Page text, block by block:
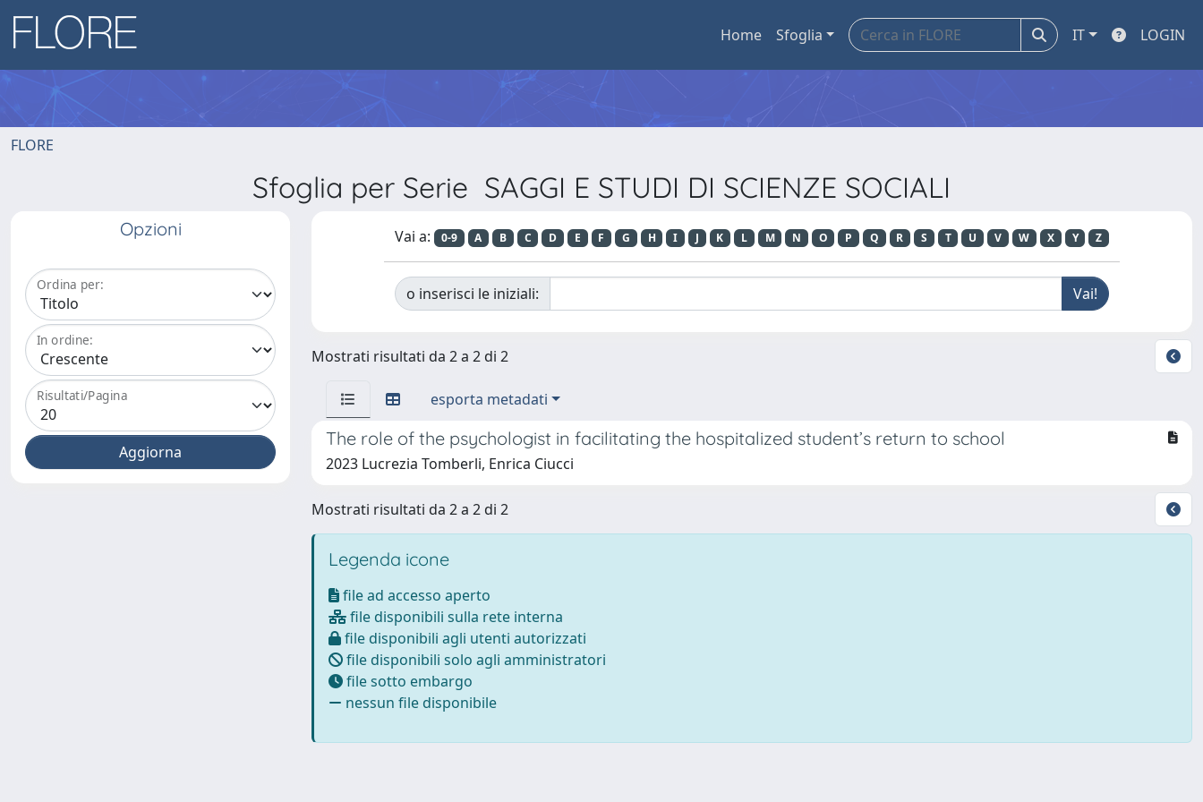
Home Sfoglia IT LOGIN
FLORE
Sfoglia per Serie SAGGI E STUDI DI SCIENZE SOCIALI
Opzioni
Ordina per:
In ordine:
Risultati/Pagina
Vai a: 0-9 A B C D E F G H I J K L M N O P Q R S T U V W X Y Z
o inserisci le iniziali:
Mostrati risultati da 2 a 2 di 2
esporta metadati
The role of the psychologist in facilitating the hospitalized student’s return to school
2023 Lucrezia Tomberli, Enrica Ciucci
Mostrati risultati da 2 a 2 di 2
Legenda icone
file ad accesso aperto
file disponibili sulla rete interna
file disponibili agli utenti autorizzati
file disponibili solo agli amministratori
file sotto embargo
nessun file disponibile